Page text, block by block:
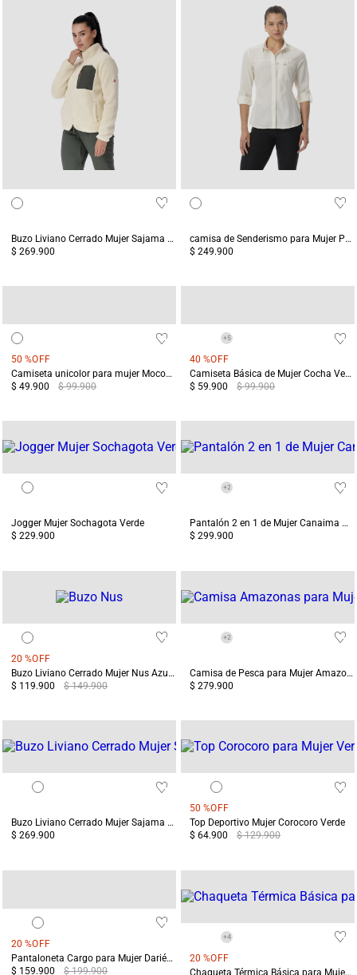
Buzo Liviano Cerrado Mujer Sajama Blanco
$ 269.900
camisa de Senderismo para Mujer Pantanal Blanca
$ 249.900
50 %OFF
Camiseta unicolor para mujer Mocoa Blanca
$ 49.900
$ 99.900
+5
40 %OFF
Camiseta Básica de Mujer Cocha Verde
$ 59.900
$ 99.900
Jogger Mujer Sochagota Verde
$ 229.900
+2
Pantalón 2 en 1 de Mujer Canaima Azul
$ 299.900
20 %OFF
Buzo Liviano Cerrado Mujer Nus Azul Claro
$ 119.900
$ 149.900
+2
Camisa de Pesca para Mujer Amazonas Azul Protección UV
$ 279.900
Buzo Liviano Cerrado Mujer Sajama Verde
$ 269.900
50 %OFF
Top Deportivo Mujer Corocoro Verde
$ 64.900
$ 129.900
20 %OFF
Pantaloneta Cargo para Mujer Darién Verde
$ 159.900
$ 199.900
+4
20 %OFF
Chaqueta Térmica Básica para Mujer Chiloé Morada